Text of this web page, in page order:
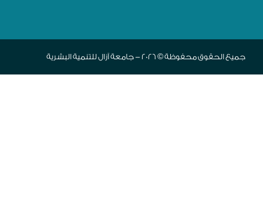
جميع الحقوق محفوظة © 2026 - جامعة آزال للتنمية البشرية